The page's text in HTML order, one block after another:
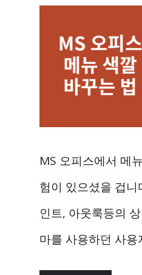
MS 오피스에서 메
험이 있으셨을 겁
인트, 아웃룩등의
마를 사용하던 사